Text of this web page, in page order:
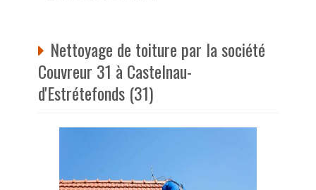
Nettoyage de toiture par la société
Couvreur 31 à Castelnau-
d'Estrétefonds (31)